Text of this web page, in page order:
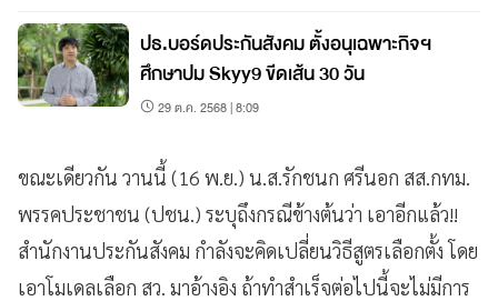
ปธ.บอร์ดประกันสังคม ตั้งอนุเฉพาะกิจฯ
ศึกษาปม Skyy9 ขีดเส้น 30 วัน
29 ต.ค. 2568 | 8:09
ขณะเดียวกัน วานนี้ (16 พ.ย.) น.ส.รักชนก ศรีนอก สส.กทม.
พรรคประชาชน (ปชน.) ระบุถึงกรณีข้างต้นว่า เอาอีกแล้ว!!
สำนักงานประกันสังคม กำลังจะคิดเปลี่ยนวิธีสูตรเลือกตั้ง โดย
เอาโมเดลเลือก สว. มาอ้างอิง ถ้าทำสำเร็จต่อไปนี้จะไม่มีการ